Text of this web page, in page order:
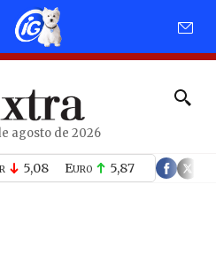
agosto de 2026
5,08 Euro 5,87